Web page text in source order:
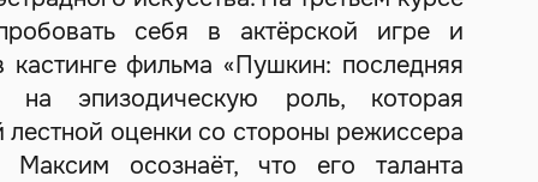
себя в актёрской игре и
кастинге фильма «Пушкин: последняя
на эпизодическую роль, которая
лестной оценки со стороны режиссера
Максим осознаёт, что его таланта